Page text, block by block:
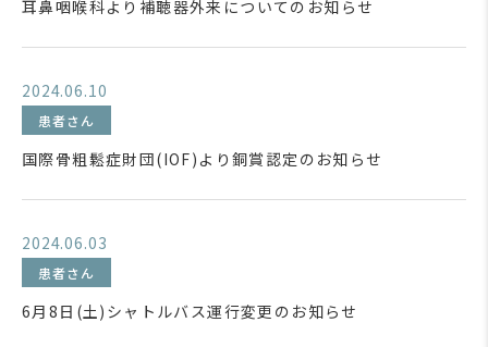
耳鼻咽喉科より補聴器外来についてのお知らせ
2024.06.10
患者さん
国際骨粗鬆症財団(IOF)より銅賞認定のお知らせ
2024.06.03
患者さん
6月8日(土)シャトルバス運行変更のお知らせ